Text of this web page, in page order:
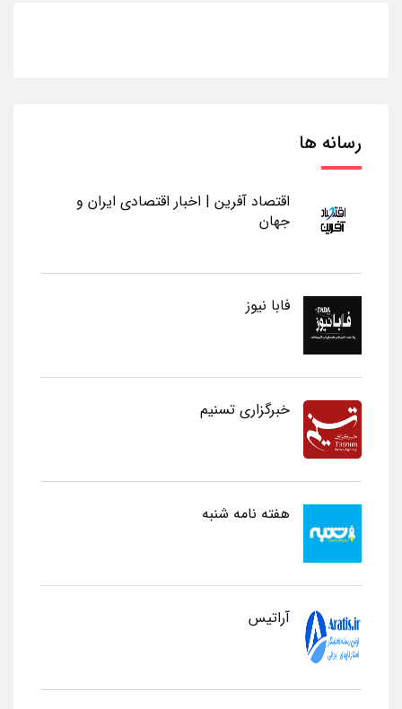
رسانه ها
اقتصاد آفرین | اخبار اقتصادی ایران و
جهان
فابا نیوز
خبرگزاری تسنیم
هفته نامه شنبه
آراتیس